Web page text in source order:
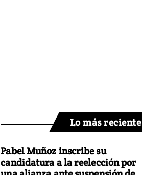
Lo más reciente
Pabel Muñoz inscribe su
candidatura a la reelección por